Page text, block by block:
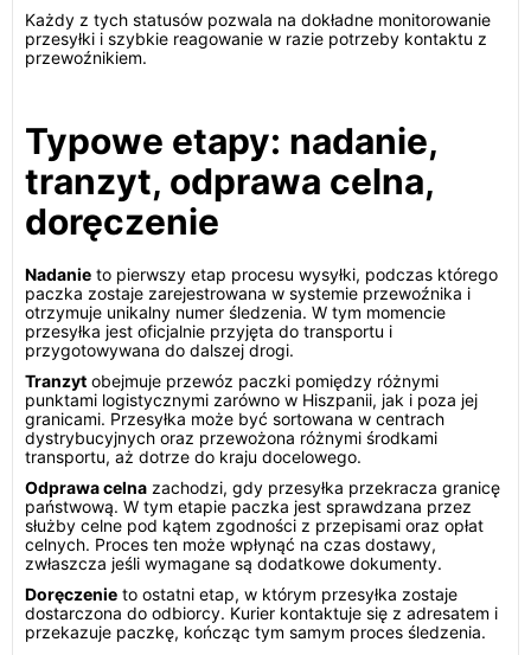
Każdy z tych statusów pozwala na dokładne monitorowanie
przesyłki i szybkie reagowanie w razie potrzeby kontaktu z
przewoźnikiem.
Typowe etapy: nadanie,
tranzyt, odprawa celna,
doręczenie
Nadanie to pierwszy etap procesu wysyłki, podczas którego
paczka zostaje zarejestrowana w systemie przewoźnika i
otrzymuje unikalny numer śledzenia. W tym momencie
przesyłka jest oficjalnie przyjęta do transportu i
przygotowywana do dalszej drogi.
Tranzyt obejmuje przewóz paczki pomiędzy różnymi
punktami logistycznymi zarówno w Hiszpanii, jak i poza jej
granicami. Przesyłka może być sortowana w centrach
dystrybucyjnych oraz przewożona różnymi środkami
transportu, aż dotrze do kraju docelowego.
Odprawa celna zachodzi, gdy przesyłka przekracza granicę
państwową. W tym etapie paczka jest sprawdzana przez
służby celne pod kątem zgodności z przepisami oraz opłat
celnych. Proces ten może wpłynąć na czas dostawy,
zwłaszcza jeśli wymagane są dodatkowe dokumenty.
Doręczenie to ostatni etap, w którym przesyłka zostaje
dostarczona do odbiorcy. Kurier kontaktuje się z adresatem i
przekazuje paczkę, kończąc tym samym proces śledzenia.